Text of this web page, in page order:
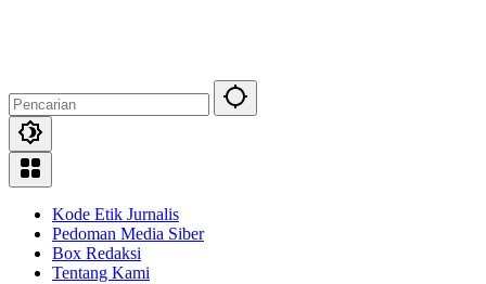
Kode Etik Jurnalis
Pedoman Media Siber
Box Redaksi
Tentang Kami